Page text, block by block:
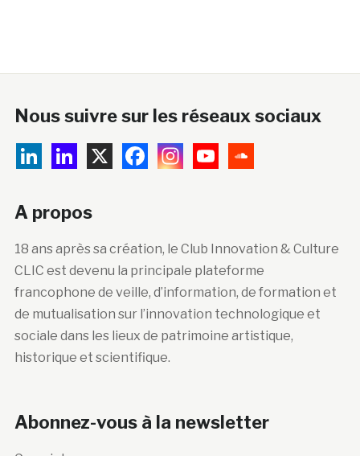
Nous suivre sur les réseaux sociaux
A propos
18 ans après sa création, le Club Innovation & Culture
CLIC est devenu la principale plateforme
francophone de veille, d’information, de formation et
de mutualisation sur l’innovation technologique et
sociale dans les lieux de patrimoine artistique,
historique et scientifique.
Abonnez-vous à la newsletter